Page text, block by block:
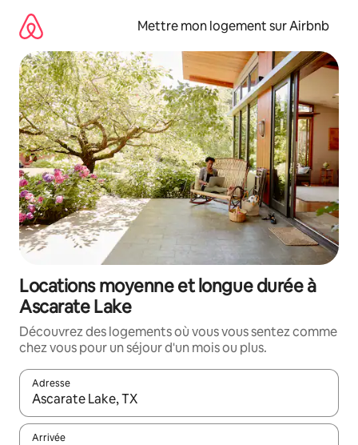
directement
contenu
Mettre mon logement sur Airbnb
Locations moyenne et longue durée à
Ascarate Lake
Découvrez des logements où vous vous sentez comme
chez vous pour un séjour d'un mois ou plus.
Adresse
Lorsque les résultats s'affichent, utilisez les flèches vers le
Arrivée